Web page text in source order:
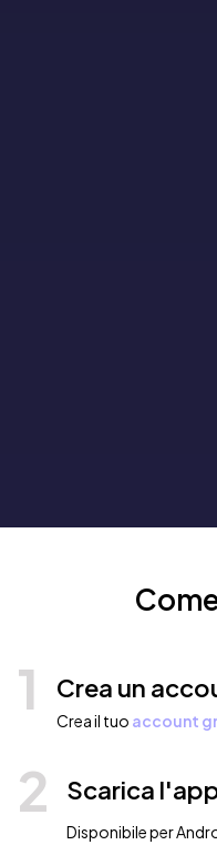
1 Crea un
Crea il tuo account
2 Scarica
Disponibile per